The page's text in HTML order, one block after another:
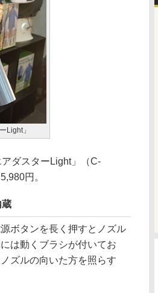
Light」
ダスターLight」（C-
円。
蔵
ボタンを長く押すとノズル
は動くブラシが付いてお
ズルの向いた方を照らす